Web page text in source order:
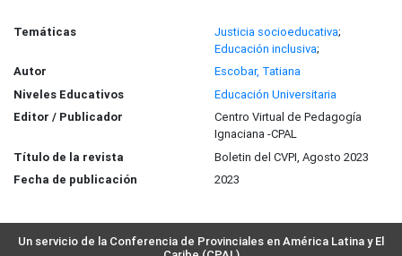
Temáticas Justicia socioeducativa;
Educación inclusiva;
Autor
Escobar, Tatiana
Niveles Educativos
Educación Universitaria
Editor / Publicador
Centro Virtual de Pedagogía
Ignaciana -CPAL
Título de la revista
Boletin del CVPI, Agosto 2023
Fecha de publicación
2023
Un servicio de la Conferencia de Provinciales en América Latina y El